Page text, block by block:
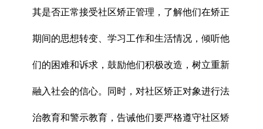
其是否正常接受社区矫正管理，了解他们在矫正
期间的思想转变、学习工作和生活情况，倾听他
们的困难和诉求，鼓励他们积极改造，树立重新
融入社会的信心。同时，对社区矫正对象进行法
治教育和警示教育，告诫他们要严格遵守社区矫